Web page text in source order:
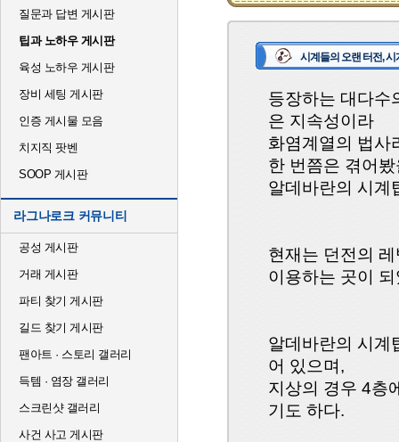
질문과 답변 게시판
팁과 노하우 게시판
육성 노하우 게시판
장비 세팅 게시판
인증 게시물 모음
치지직 팟벤
SOOP 게시판
라그나로크 커뮤니티
공성 게시판
거래 게시판
파티 찾기 게시판
길드 찾기 게시판
팬아트 · 스토리 갤러리
득템 · 염장 갤러리
스크린샷 갤러리
사건 사고 게시판
시계들의 오랜 터전,
등장하는 대다수
은 지속성이라
화염계열의 법사
한 번쯤은 겪어봤
알데바란의 시계
현재는 던전의
이용하는 곳이
알데바란의 시계
어 있으며,
지상의 경우 4층
기도 하다.